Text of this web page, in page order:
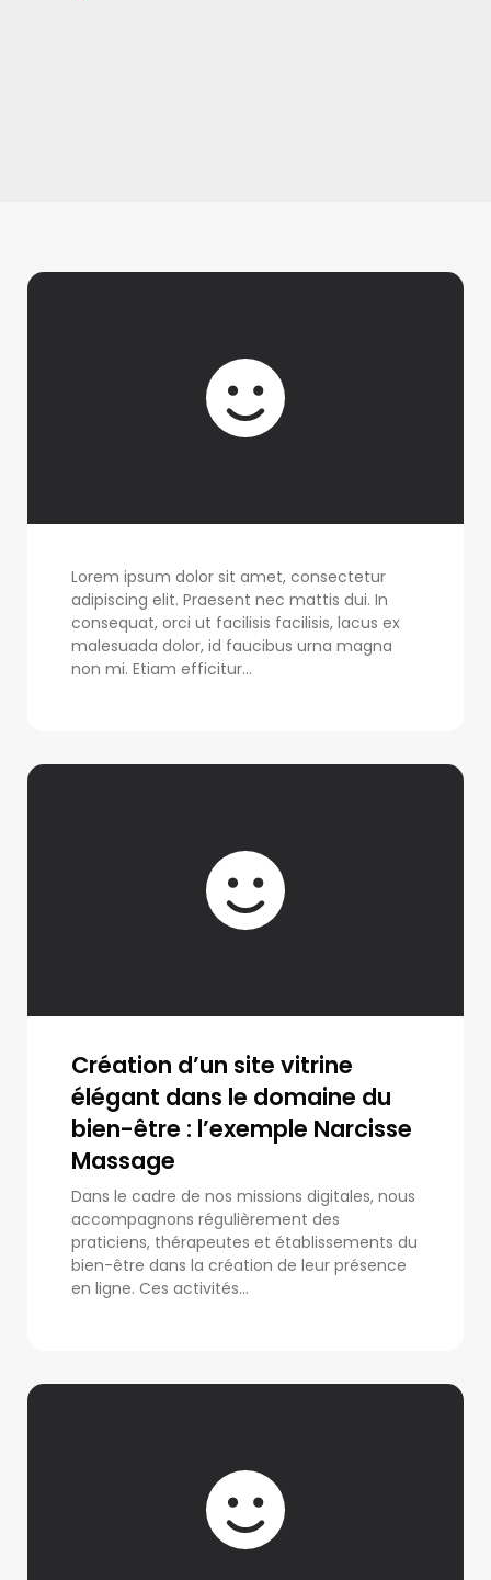
Lorem ipsum dolor sit amet, consectetur
adipiscing elit. Praesent nec mattis dui. In
consequat, orci ut facilisis facilisis, lacus ex
malesuada dolor, id faucibus urna magna
non mi. Etiam efficitur...
Création d’un site vitrine
élégant dans le domaine du
bien-être : l’exemple Narcisse
Massage
Dans le cadre de nos missions digitales, nous
accompagnons régulièrement des
praticiens, thérapeutes et établissements du
bien-être dans la création de leur présence
en ligne. Ces activités...